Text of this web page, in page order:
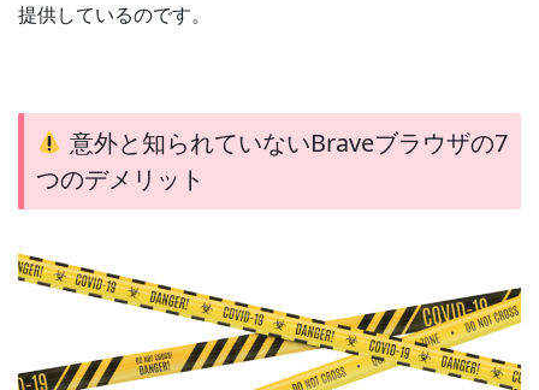
提供しているのです。
意外と知られていないBraveブラウザの7
つのデメリット